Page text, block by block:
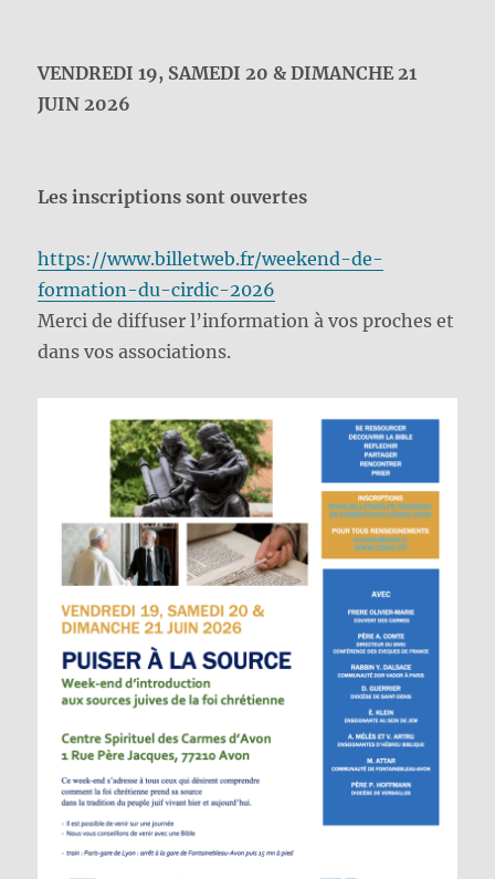
VENDREDI 19, SAMEDI 20 & DIMANCHE 21
JUIN 2026
Les inscriptions sont ouvertes
https://www.billetweb.fr/weekend-de-
formation-du-cirdic-2026
Merci de diffuser l’information à vos proches et
dans vos associations.